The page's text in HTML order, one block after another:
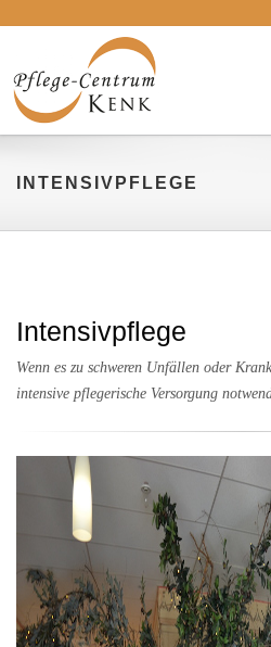
INTENSIVPFLEGE
Intensivpflege
Wenn es zu schweren Unfällen oder
intensive pflegerische Versorgung